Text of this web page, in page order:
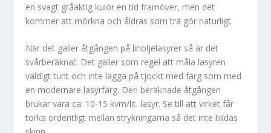
en svagt gråaktig kulör en tid framöver, men det
kommer att mörkna och åldras som trä gör naturligt.
När det gäller åtgången på linoljelasyrer så är det
svårberäknat. Det gäller som regel att måla lasyren
väldigt tunt och inte lägga på tjockt med färg som med
en modernare lasyrfärg. Den beräknade åtgången
brukar vara ca: 10-15 kvm/lit. lasyr. Se till att virket får
torka ordentligt mellan strykningarna så det inte bildas